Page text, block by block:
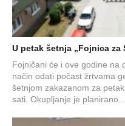
U petak šetnja „Fojnica za
Fojničani će i ove godine na
način odati počast žrtvama
šetnjom zakazanom za
sati. Okupljanje je planirano...